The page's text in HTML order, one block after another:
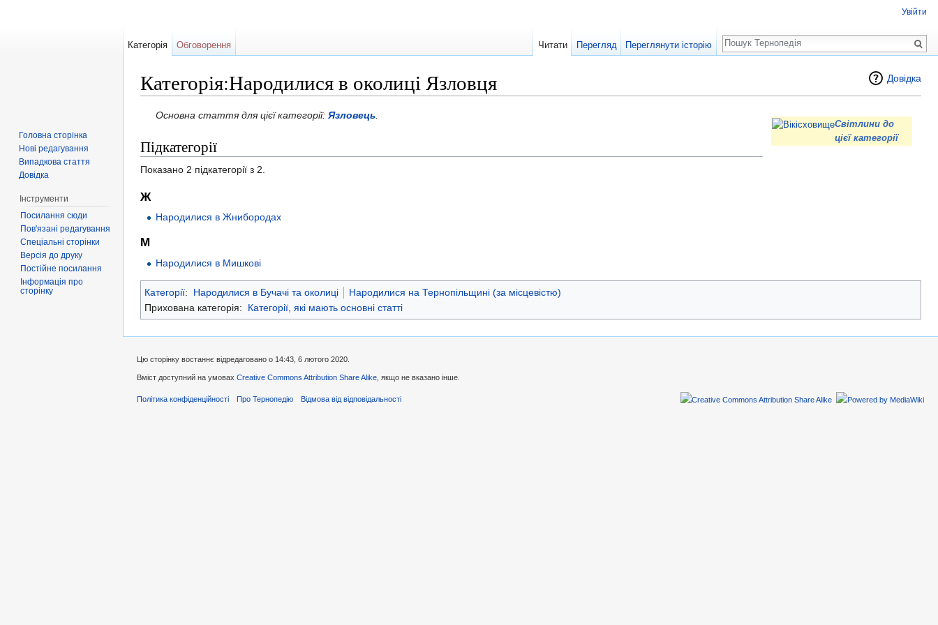
Довідка
Категорія:Народилися в околиці Язловця
Світлини до
цієї категорії
Основна стаття для цієї категорії:Язловець.
Підкатегорії
Показано 2 підкатегорії з 2.
Ж
Народилися в Жнибородах
М
Народилися в Мишкові
Категорії: Народилися в Бучачі та околиці
Народилися на Тернопільщині (за місцевістю)
Прихована категорія:
Категорії, які мають основні статті
Увійти
Категорія Обговорення Читати Перегляд Переглянути історію
Пошук
Головна сторінка
Нові редагування
Випадкова стаття
Довідка
Інструменти
Посилання сюди
Пов'язані редагування
Спеціальні сторінки
Версія до друку
Постійне посилання
Інформація про
сторінку
Цю сторінку востаннє відредаговано о 14:43, 6 лютого 2020.
Вміст доступний на умовах Creative Commons Attribution Share Alike, якщо не вказано інше.
Політика конфіденційності Про Тернопедію Відмова від відповідальності